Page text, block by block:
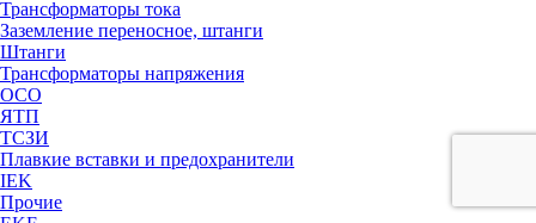
Трансформаторы тока
Заземление переносное, штанги
Штанги
Трансформаторы напряжения
ОСО
ЯТП
ТСЗИ
Плавкие вставки и предохранители
IEK
Прочие